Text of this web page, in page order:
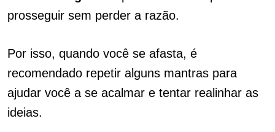
prosseguir sem perder a razão.
Por isso, quando você se afasta, é
recomendado repetir alguns mantras para
ajudar você a se acalmar e tentar realinhar as
ideias.